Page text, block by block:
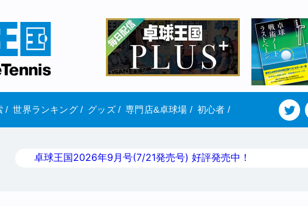
/ 世界ランキング/ グッズ/ 専門店&卓球場 / 初心者 /
卓球王国2026年9月号(7/21発売号) 好評発売中！